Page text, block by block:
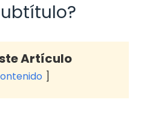
Artículo